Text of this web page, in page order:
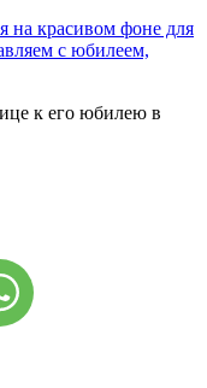
на красивом фоне для
с юбилеем,